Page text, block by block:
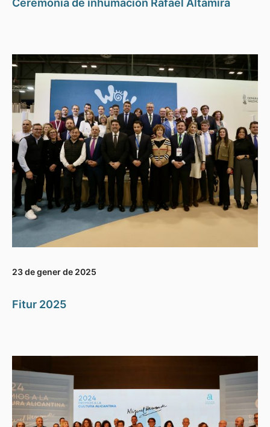
Ceremonia de inhumación Rafael Altamira
23 de gener de 2025
Fitur 2025